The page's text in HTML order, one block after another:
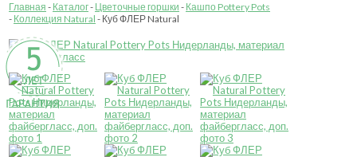
Главная Каталог Цветочные горшки
Кашпо Pottery Pots
Коллекция Natural
Куб ФЛЕР Natural